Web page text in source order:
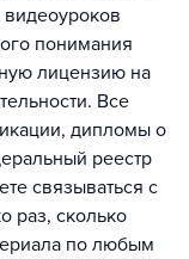
понимания
лицензию на
Все
дипломы о
реестр
связываться с
раз, сколько
по любым